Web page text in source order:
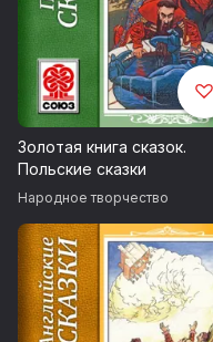
Золотая книга сказок.
Польские сказки
Народное творчество